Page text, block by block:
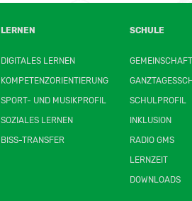
LERNEN
DIGITALES LERNEN
KOMPETENZORIENTIERUNG
SPORT- UND MUSIKPROFIL
SOZIALES LERNEN
BISS-TRANSFER
SCHULE
SCHULPROFIL
INKLUSION
RADIO GMS
LERNZEIT
DOWNLOADS